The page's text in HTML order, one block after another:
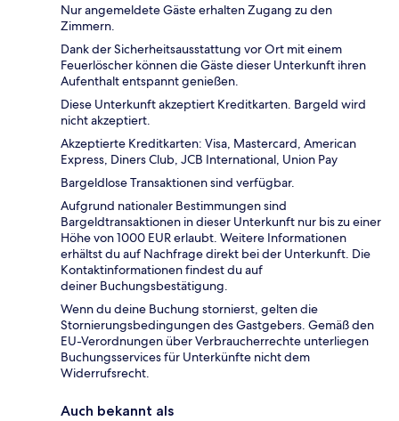
Nur angemeldete Gäste erhalten Zugang zu den
Zimmern.
Dank der Sicherheitsausstattung vor Ort mit einem
Feuerlöscher können die Gäste dieser Unterkunft ihren
Aufenthalt entspannt genießen.
Diese Unterkunft akzeptiert Kreditkarten. Bargeld wird
nicht akzeptiert.
Akzeptierte Kreditkarten: Visa, Mastercard, American
Express, Diners Club, JCB International, Union Pay
Bargeldlose Transaktionen sind verfügbar.
Aufgrund nationaler Bestimmungen sind
Bargeldtransaktionen in dieser Unterkunft nur bis zu einer
Höhe von 1000 EUR erlaubt. Weitere Informationen
erhältst du auf Nachfrage direkt bei der Unterkunft. Die
Kontaktinformationen findest du auf
deiner Buchungsbestätigung.
Wenn du deine Buchung stornierst, gelten die
Stornierungsbedingungen des Gastgebers. Gemäß den
EU-Verordnungen über Verbraucherrechte unterliegen
Buchungsservices für Unterkünfte nicht dem
Widerrufsrecht.
Auch bekannt als